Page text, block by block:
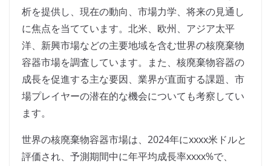
析を提供し、現在の動向、市場力学、将来の見通し
に焦点を当てています。北米、欧州、アジア太平
洋、新興市場などの主要地域を含む世界の核廃棄物
容器市場を調査しています。また、核廃棄物容器の
成長を促進する主な要因、業界が直面する課題、市
場プレイヤーの潜在的な機会についても考察してい
ます。
世界の核廃棄物容器市場は、2024年にxxxx米ドルと
評価され、予測期間中に年平均成長率xxxx%で、